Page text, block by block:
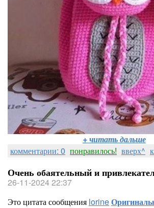
+ читать дальше
комментарии: 0 понравилось! вверх^
Очень обаятельный и
26-11-2024 22:37
Это цитата сообщения lorine